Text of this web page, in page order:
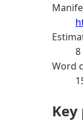
8
Word